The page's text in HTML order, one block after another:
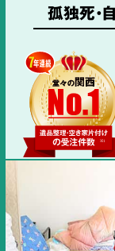
孤独死・